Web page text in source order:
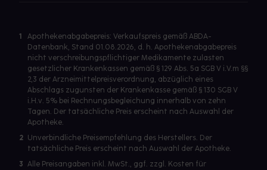
1
Apothekenabgabepreis: Verkaufspreis gemäß ABDA-
Datenbank, Stand 01.08.2026, d. h. Apothekenabgabepreis
nicht verschreibungspflichtiger Medikamente zulasten
gesetzlicher Krankenkassen gemäß § 129 Abs. 5a SGB V i.V.m §§
2,3 der Arzneimittelpreisverordnung, abzüglich eines
Abschlags zugunsten der Krankenkasse gemäß § 130 SGB V
i.H.v. 5% bei Rechnungsbegleichung innerhalb von zehn
Tagen. Der tatsächliche Preis erscheint nach Auswahl der
Apotheke.
2 Unverbindliche Preisempfehlung des Herstellers. Der
tatsächliche Preis erscheint nach Auswahl der Apotheke.
3 Alle Preisangaben inkl. MwSt., ggf. zzgl. Kosten für